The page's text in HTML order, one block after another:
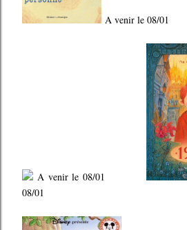
A venir le 08/01
A venir le 08/01
08/01